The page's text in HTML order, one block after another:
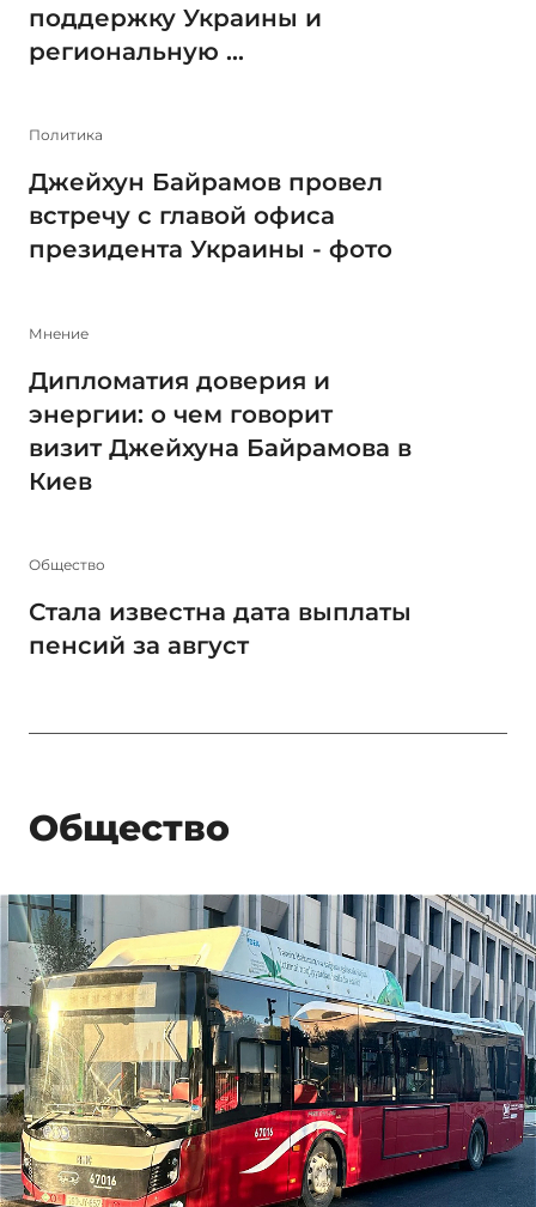
поддержку Украины и
региональную ...
Политика
Джейхун Байрамов провел
встречу с главой офиса
президента Украины - фото
Мнение
Дипломатия доверия и
энергии: о чем говорит
визит Джейхуна Байрамова в
Киев
Общество
Стала известна дата выплаты
пенсий за август
Общество